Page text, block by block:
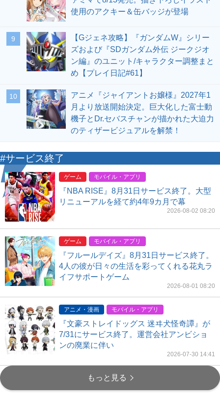
使用のアクキー＆缶バッジが登場
9
【Gジェネ攻略】『ガンダムW』シリー
ズおよび『SDガンダム外伝 ジークジオ
ン編』のユニット/キャラクター調整まと
め【プレイ日記#61】
10
アニメ『ジャイアントお嬢様』2027年1
月より放送開始決定。巨大化した富士動
機子とDr.セバスチャンが描かれた大迫力
のティザービジュアルを解禁！
#サービス終了
ゲーム モバイル・アプリ
『NBA RISE』8月31日サービス終了。大型
リニューアルを経て約4年9カ月で幕
2026-08-02 08:20
ゲーム モバイル・アプリ
『フルールデイズ』8月31日サービス終了。
4人の彼が日々の生活を彩ってくれる花丸ラ
イフサポートゲーム
2026-08-01 08:20
アニメ・漫画 モバイル・アプリ
『文豪ストレイドッグス 迷ヰ犬怪奇譚』が
7/31にサービス終了。運営会社アンビショ
ンの廃業に伴い
2026-07-30 14:41
もっと見る